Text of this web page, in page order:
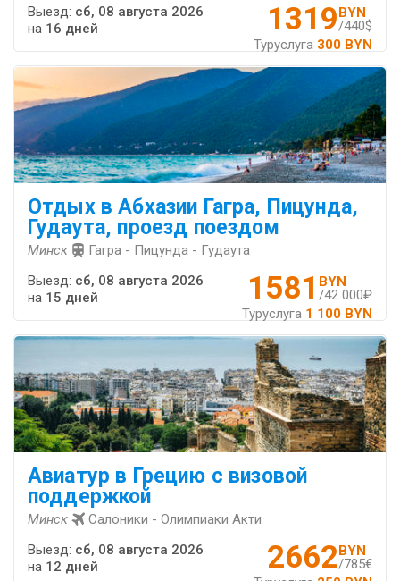
1319BYN
/440$
Туруслуга 300 BYN
Выезд: сб, 08 августа 2026
на 16 дней
Отдых в Абхазии Гагра, Пицунда,
Гудаута, проезд поездом
Минск Гагра - Пицунда - Гудаута
1581 BYN
/42 000₽
Туруслуга 1 100 BYN
Выезд: сб, 08 августа 2026
на 15 дней
Авиатур в Грецию с визовой
поддержкой
Минск Салоники - Олимпиаки Акти
2662BYN
/785€
Выезд: сб, 08 августа 2026
на 12 дней